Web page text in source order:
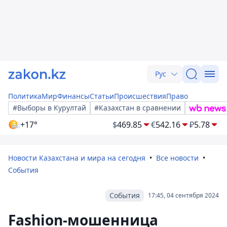
Рус
ПолитикаМирФинансыСтатьиПроисшествияПраво
#Выборы в Курултай
#Казахстан в сравнении
+17° $469.85 €542.16 ₽5.78
Новости Казахстана и мира на сегодня
Все новости
События
17:45, 04 сентября 2024
События
Fashion-мошенница